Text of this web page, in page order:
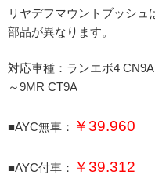
リヤデフマウントブッシュ
部品が異なります。
対応車種：ランエボ4
～9MR CT9A
■AYC無車： ￥39.960
■AYC付車： ￥39.312